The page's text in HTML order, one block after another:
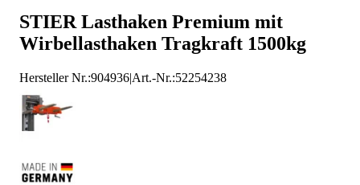
Stapler Zubehör
/
Staplerhaken
STIER Staplerhaken
STIER Lasthaken Premium mit
Wirbellasthaken Tragkraft 1500kg
Hersteller Nr.:904936|Art.-Nr.:52254238